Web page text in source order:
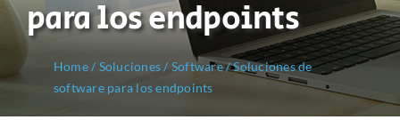
para los endpoints
Home/ Soluciones/Software/Soluciones de
software para los endpoints